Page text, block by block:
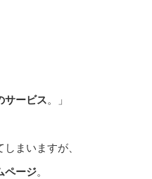
サービス。」
まいますが、
ページ。